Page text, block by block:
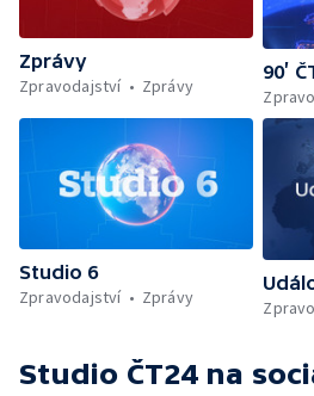
Zprávy
Zpravodajství
Zprávy
90’
Studio 6
Zpravodajství
Zprávy
Studio ČT24 na